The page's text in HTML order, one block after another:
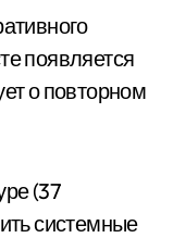
появляется
о повторном
(37
системные